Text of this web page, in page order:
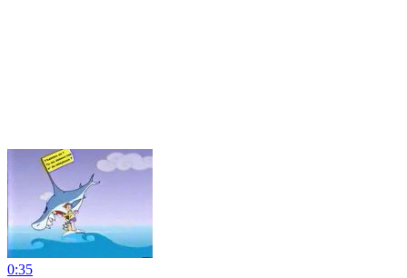
0:35